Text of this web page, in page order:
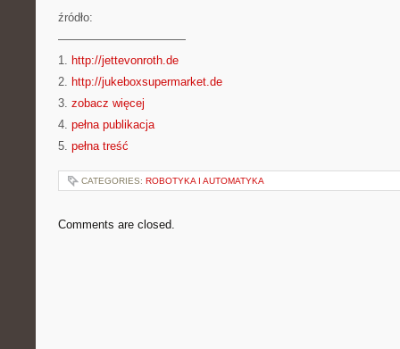
źródło:
———————————
1. http://jettevonroth.de
2. http://jukeboxsupermarket.de
3. zobacz więcej
4. pełna publikacja
5. pełna treść
CATEGORIES: ROBOTYKA I AUTOMATYKA
Comments are closed.